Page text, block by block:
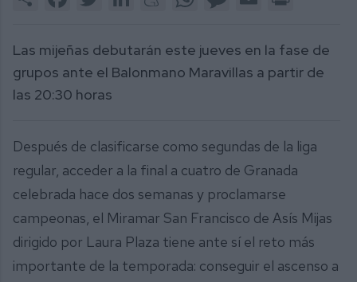
Las mijeñas debutarán este jueves en la fase de
grupos ante el Balonmano Maravillas a partir de
las 20:30 horas
Después de clasificarse como segundas de la liga
regular, acceder a la final a cuatro de Granada
celebrada hace dos semanas y proclamarse
campeonas, el Miramar San Francisco de Asís Mijas
dirigido por Laura Plaza tiene ante sí el reto más
importante de la temporada: conseguir el ascenso a